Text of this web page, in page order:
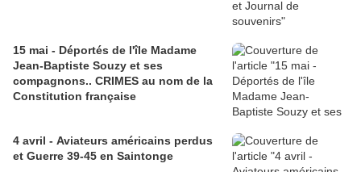
15 mai - Déportés de l'île Madame
Jean-Baptiste Souzy et ses
compagnons.. CRIMES au nom de la
Constitution française
4 avril - Aviateurs américains perdus
et Guerre 39-45 en Saintonge